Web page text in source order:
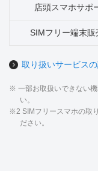
店頭スマホサポ
SIMフリー端末販
取り扱いサービス
※ 一部お取扱いできない
い。
※2 SIMフリースマホの取
ださい。